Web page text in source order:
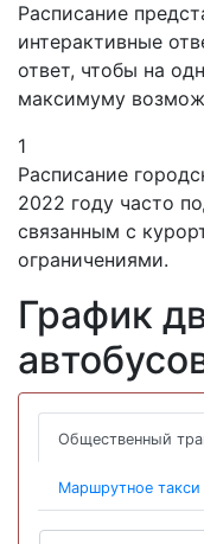
Расписание
интерактивные
ответ, чтобы на
максимуму
1
Расписание
2022 году часто
связанным с
ограничениями.
График
Общественный
Маршрутное такси